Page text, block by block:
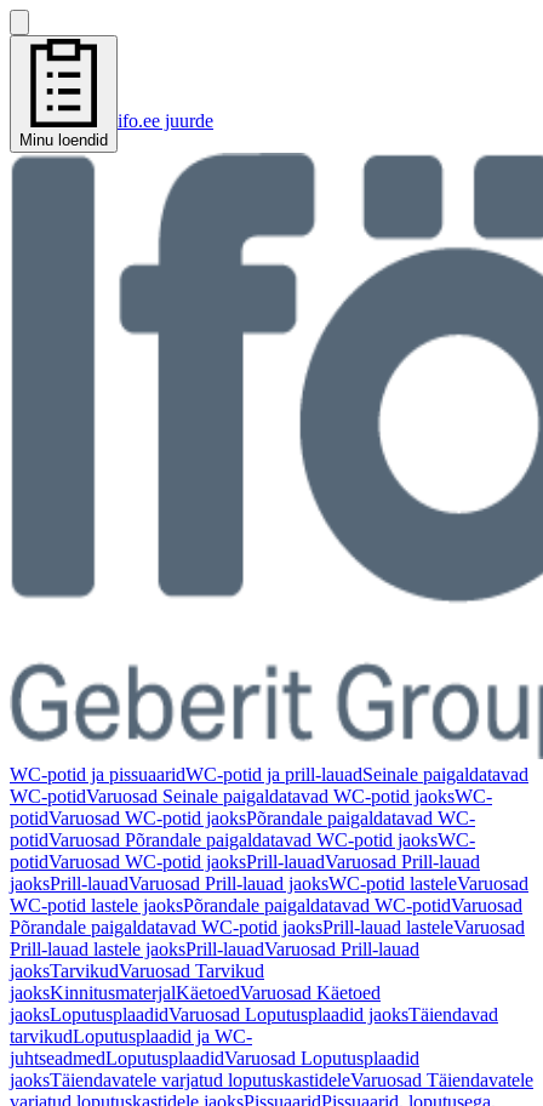
Minu loendid
ifo.ee juurde
WC-potid ja pissuaaridWC-potid ja prill-lauadSeinale paigaldatavad
WC-potidVaruosad Seinale paigaldatavad WC-potid jaoksWC-
potidVaruosad WC-potid jaoksPõrandale paigaldatavad WC-
potidVaruosad Põrandale paigaldatavad WC-potid jaoksWC-
potidVaruosad WC-potid jaoksPrill-lauadVaruosad Prill-lauad
jaoksPrill-lauadVaruosad Prill-lauad jaoksWC-potid lasteleVaruosad
WC-potid lastele jaoksPõrandale paigaldatavad WC-potidVaruosad
Põrandale paigaldatavad WC-potid jaoksPrill-lauad lasteleVaruosad
Prill-lauad lastele jaoksPrill-lauadVaruosad Prill-lauad
jaoksTarvikudVaruosad Tarvikud
jaoksKinnitusmaterjalKäetoedVaruosad Käetoed
jaoksLoputusplaadidVaruosad Loputusplaadid jaoksTäiendavad
tarvikudLoputusplaadid ja WC-
juhtseadmedLoputusplaadidVaruosad Loputusplaadid
jaoksTäiendavatele varjatud loputuskastideleVaruosad Täiendavatele
varjatud loputuskastidele jaoksPissuaaridPissuaarid, loputusega,